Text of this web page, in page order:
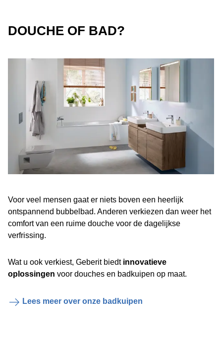
DOUCHE OF BAD?
Voor veel mensen gaat er niets boven een heerlijk
ontspannend bubbelbad. Anderen verkiezen dan weer het
comfort van een ruime douche voor de dagelijkse
verfrissing.
Wat u ook verkiest, Geberit biedt innovatieve
oplossingen voor douches en badkuipen op maat.
Lees meer over onze badkuipen